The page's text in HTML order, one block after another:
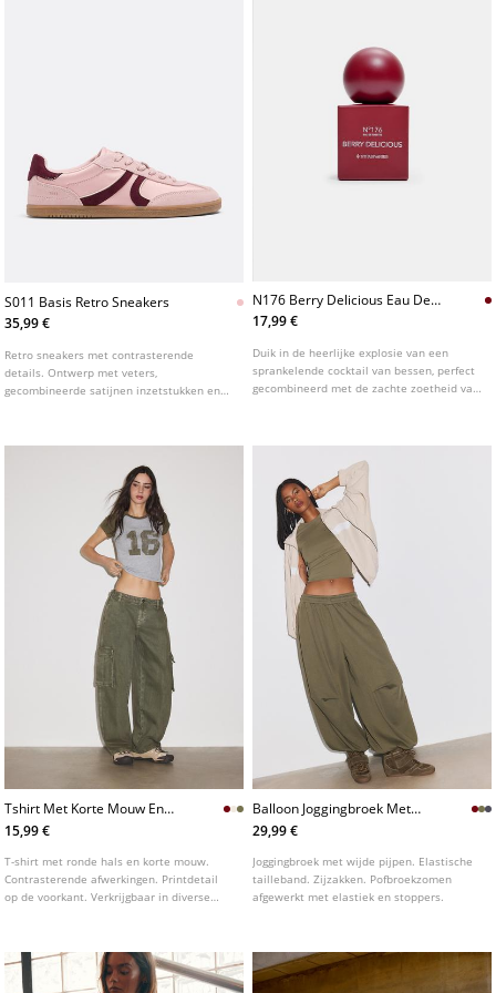
S011 Basis Retro Sneakers
35,99 €
Retro sneakers met contrasterende
details. Ontwerp met veters,
gecombineerde satijnen inzetstukken en
N176 Berry Delicious Eau De
Toilette
17,99 €
Duik in de heerlijke explosie van een
sprankelende cocktail van bessen, perfect
gecombineerd met de zachte zoetheid van
Tshirt Met Korte Mouw En
Print
15,99 €
T-shirt met ronde hals en korte mouw.
Contrasterende afwerkingen. Printdetail
op de voorkant. Verkrijgbaar in diverse
Balloon Joggingbroek Met
Stoppers
29,99 €
Joggingbroek met wijde pijpen. Elastische
tailleband. Zijzakken. Pofbroekzomen
afgewerkt met elastiek en stoppers.